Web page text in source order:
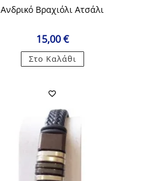
Ανδρικό Βραχιόλι Ατσάλι
15,00€
Στο Καλάθι